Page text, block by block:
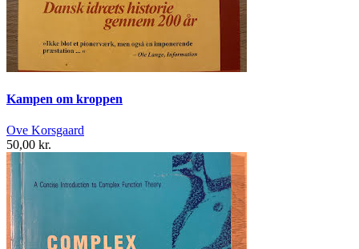
Kampen om kroppen
Ove Korsgaard
50,00 kr.